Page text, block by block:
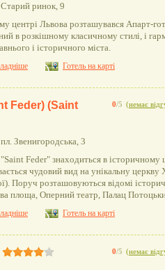
Старий ринок, 9
центрі Львова розташувався Апарт-
в розкішному класичному стилі, і
і історичного міста.
Готель на карті
0/5 (немає
Feder) (Saint
пл. Звенигородська, 3
Feder" знаходиться в історичному
чудовий вид на унікальну церкву
Поруч розташовуються відомі
площа, Оперний театр, Палац
Готель на карті
0/5 (немає